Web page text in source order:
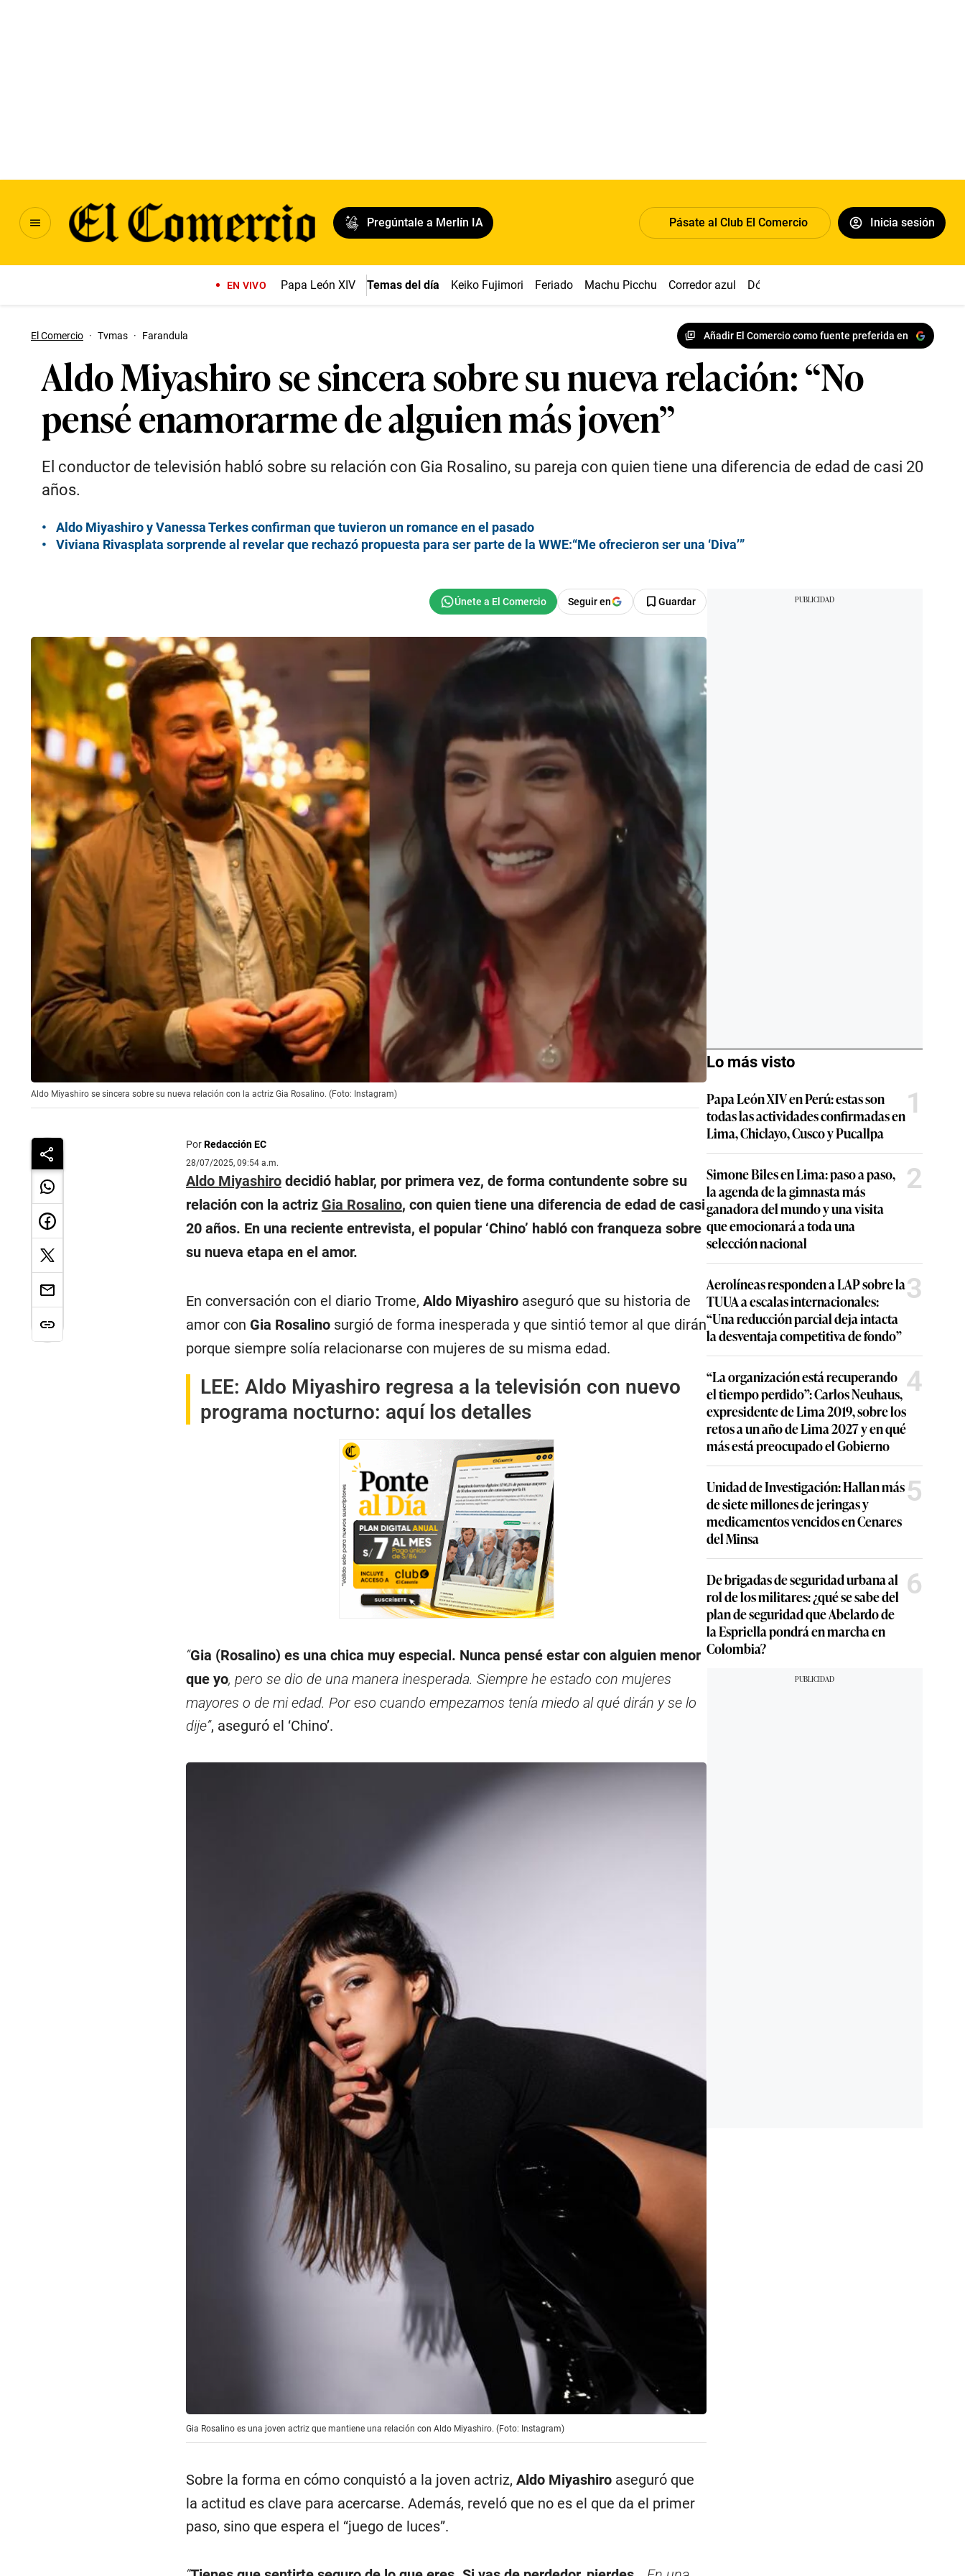
Pregúntale a Merlín IA Pásate al Club El Comercio Inicia sesión
EN VIVO Papa León XIV Temas del día Keiko Fujimori Feriado Machu Picchu Corredor azul Dólar
El Comercio · Tvmas · Farandula Añadir El Comercio como fuente preferida en
Aldo Miyashiro se sincera sobre su nueva relación: “No
pensé enamorarme de alguien más joven”
El conductor de televisión habló sobre su relación con Gia Rosalino, su pareja con quien tiene una diferencia de edad de casi 20
años.
Aldo Miyashiro y Vanessa Terkes confirman que tuvieron un romance en el pasado
Viviana Rivasplata sorprende al revelar que rechazó propuesta para ser parte de la WWE:“Me ofrecieron ser una ‘Diva’”
Seguir en Guardar
Aldo Miyashiro se sincera sobre su nueva relación con la actriz Gia Rosalino. (Foto: Instagram)
PorRedacción EC
28/07/2025, 09:54 a.m.
Aldo Miyashirodecidió hablar, por primera vez, de forma contundente sobre su
relación con la actriz Gia Rosalino, con quien tiene una diferencia de edad de casi
20 años. En una reciente entrevista, el popular ‘Chino’ habló con franqueza sobre
su nueva etapa en el amor.
En conversación con el diario Trome, Aldo Miyashiro aseguró que su historia de
amor con Gia Rosalino surgió de forma inesperada y que sintió temor al que dirán
porque siempre solía relacionarse con mujeres de su misma edad.
LEE: Aldo Miyashiro regresa a la televisión con nuevo
programa nocturno: aquí los detalles
“Gia (Rosalino) es una chica muy especial. Nunca pensé estar con alguien menor
que yo, pero se dio de una manera inesperada. Siempre he estado con mujeres
mayores o de mi edad. Por eso cuando empezamos tenía miedo al qué dirán y se lo
dije”, aseguró el ‘Chino’.
Gia Rosalino es una joven actriz que mantiene una relación con Aldo Miyashiro. (Foto: Instagram)
Sobre la forma en cómo conquistó a la joven actriz, Aldo Miyashiro aseguró que
la actitud es clave para acercarse. Además, reveló que no es el que da el primer
paso, sino que espera el “juego de luces”.
Lo más visto
Papa León XIV en Perú: estas son
todas las actividades confirmadas en
Lima, Chiclayo, Cusco y Pucallpa
1
Simone Biles en Lima: paso a paso,
la agenda de la gimnasta más
ganadora del mundo y una visita
que emocionará a toda una
selección nacional
2
Aerolíneas responden a LAP sobre la
TUUA a escalas internacionales:
“Una reducción parcial deja intacta
la desventaja competitiva de fondo”
3
“La organización está recuperando
el tiempo perdido”: Carlos Neuhaus,
expresidente de Lima 2019, sobre los
retos a un año de Lima 2027 y en qué
más está preocupado el Gobierno
4
Unidad de Investigación: Hallan más
de siete millones de jeringas y
medicamentos vencidos en Cenares
del Minsa
5
De brigadas de seguridad urbana al
rol de los militares: ¿qué se sabe del
plan de seguridad que Abelardo de
la Espriella pondrá en marcha en
Colombia?
6